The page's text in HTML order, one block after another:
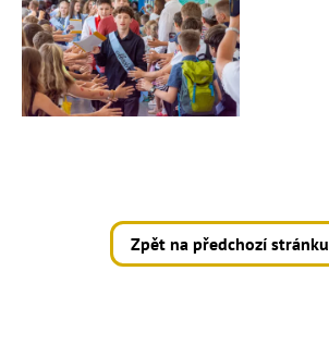
Zpět na předchozí stránku